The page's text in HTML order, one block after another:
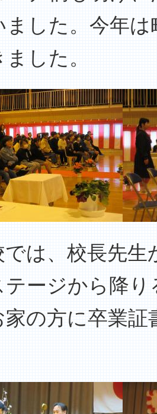
ました。今年
した。
は、校長先生
テージから降
家の方に卒業